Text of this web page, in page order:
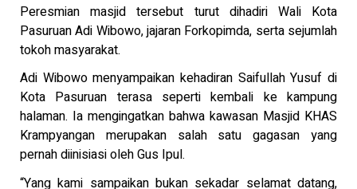
Peresmian masjid tersebut turut dihadiri Wali Kota
Pasuruan Adi Wibowo, jajaran Forkopimda, serta sejumlah
tokoh masyarakat.
Adi Wibowo menyampaikan kehadiran Saifullah Yusuf di
Kota Pasuruan terasa seperti kembali ke kampung
halaman. Ia mengingatkan bahwa kawasan Masjid KHAS
Krampyangan merupakan salah satu gagasan yang
pernah diinisiasi oleh Gus Ipul.
“Yang kami sampaikan bukan sekadar selamat datang,